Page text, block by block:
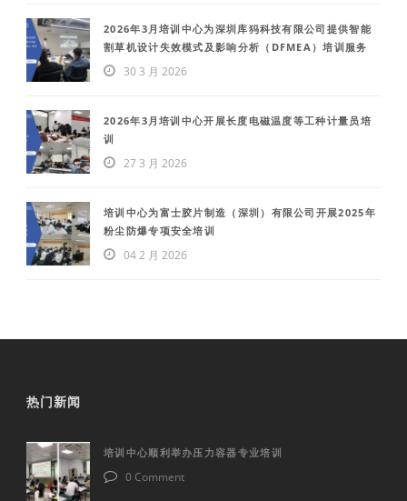
2026年3月培训中心为深圳库犸科技有限公司提供智能
割草机设计失效模式及影响分析（DFMEA）培训服务
30 3 月 2026
2026年3月培训中心开展长度电磁温度等工种计量员培
训
27 3 月 2026
培训中心为富士胶片制造（深圳）有限公司开展2025年
粉尘防爆专项安全培训
04 2 月 2026
热门新闻
培训中心顺利举办压力容器专业培训
0 Comment